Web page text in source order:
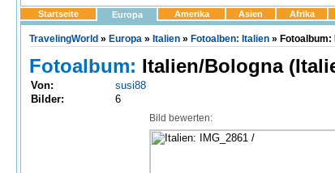
Startseite Europa Amerika Asien Afrika
TravelingWorld » Europa » Italien » Fotoalben: Italien » Fotoalbum:
Fotoalbum: Italien/Bologna
Von:
susi88
Bilder:
6
Bild bewerten: